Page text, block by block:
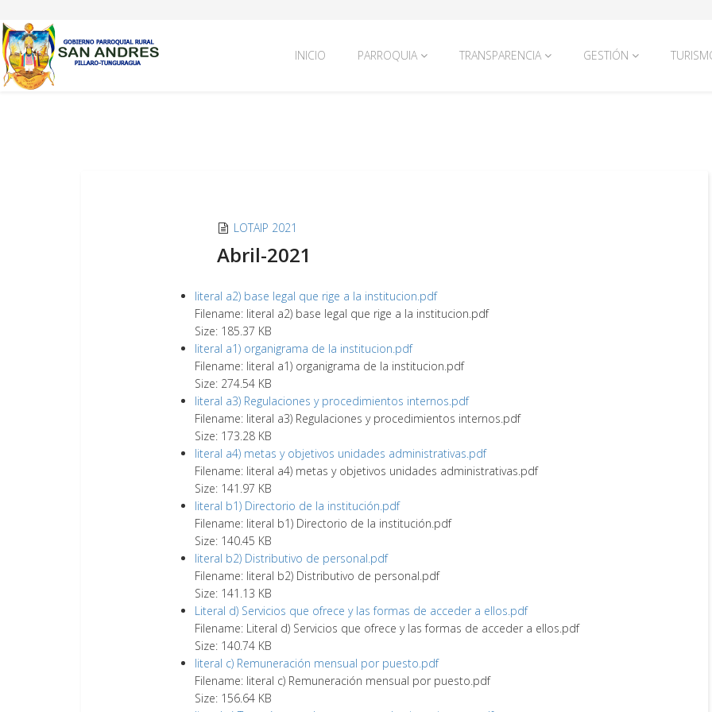
INICIO PARROQUIA TRANSPARENCIA GESTIÓN
LOTAIP 2021
Abril-2021
literal a2) base legal que rige a la institucion.pdf
Filename: literal a2) base legal que rige a la institucion.pdf
Size: 185.37 KB
literal a1) organigrama de la institucion.pdf
Filename: literal a1) organigrama de la institucion.pdf
Size: 274.54 KB
literal a3) Regulaciones y procedimientos internos.pdf
Filename: literal a3) Regulaciones y procedimientos internos.pdf
Size: 173.28 KB
literal a4) metas y objetivos unidades administrativas.pdf
Filename: literal a4) metas y objetivos unidades administrativas.pdf
Size: 141.97 KB
literal b1) Directorio de la institución.pdf
Filename: literal b1) Directorio de la institución.pdf
Size: 140.45 KB
literal b2) Distributivo de personal.pdf
Filename: literal b2) Distributivo de personal.pdf
Size: 141.13 KB
Literal d) Servicios que ofrece y las formas de acceder a ellos.pdf
Filename: Literal d) Servicios que ofrece y las formas de acceder a ellos.pdf
Size: 140.74 KB
literal c) Remuneración mensual por puesto.pdf
Filename: literal c) Remuneración mensual por puesto.pdf
Size: 156.64 KB